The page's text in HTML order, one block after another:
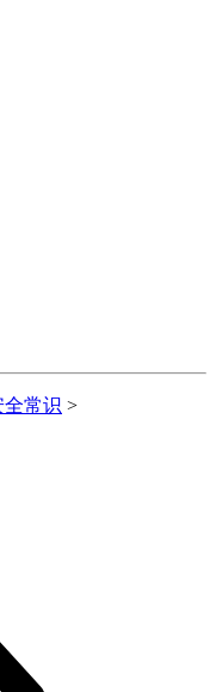
常识 >